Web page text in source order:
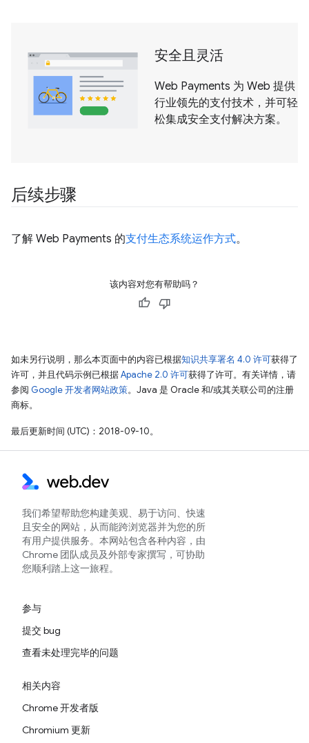
安全且灵活
Web Payments 为 Web 提供
行业领先的支付技术，并可轻
松集成安全支付解决方案。
后续步骤
了解 Web Payments 的支付生态系统运作方式。
该内容对您有帮助吗？
如未另行说明，那么本页面中的内容已根据知识共享署名 4.0 许可获得了
许可，并且代码示例已根据Apache 2.0 许可获得了许可。有关详情，请
参阅 Google 开发者网站政策。Java 是 Oracle 和/或其关联公司的注册
商标。
最后更新时间 (UTC)：2018-09-10。
我们希望帮助您构建美观、易于访问、快速
且安全的网站，从而能跨浏览器并为您的所
有用户提供服务。本网站包含各种内容，由
Chrome 团队成员及外部专家撰写，可协助
您顺利踏上这一旅程。
参与
提交 bug
查看未处理完毕的问题
相关内容
Chrome 开发者版
Chromium 更新